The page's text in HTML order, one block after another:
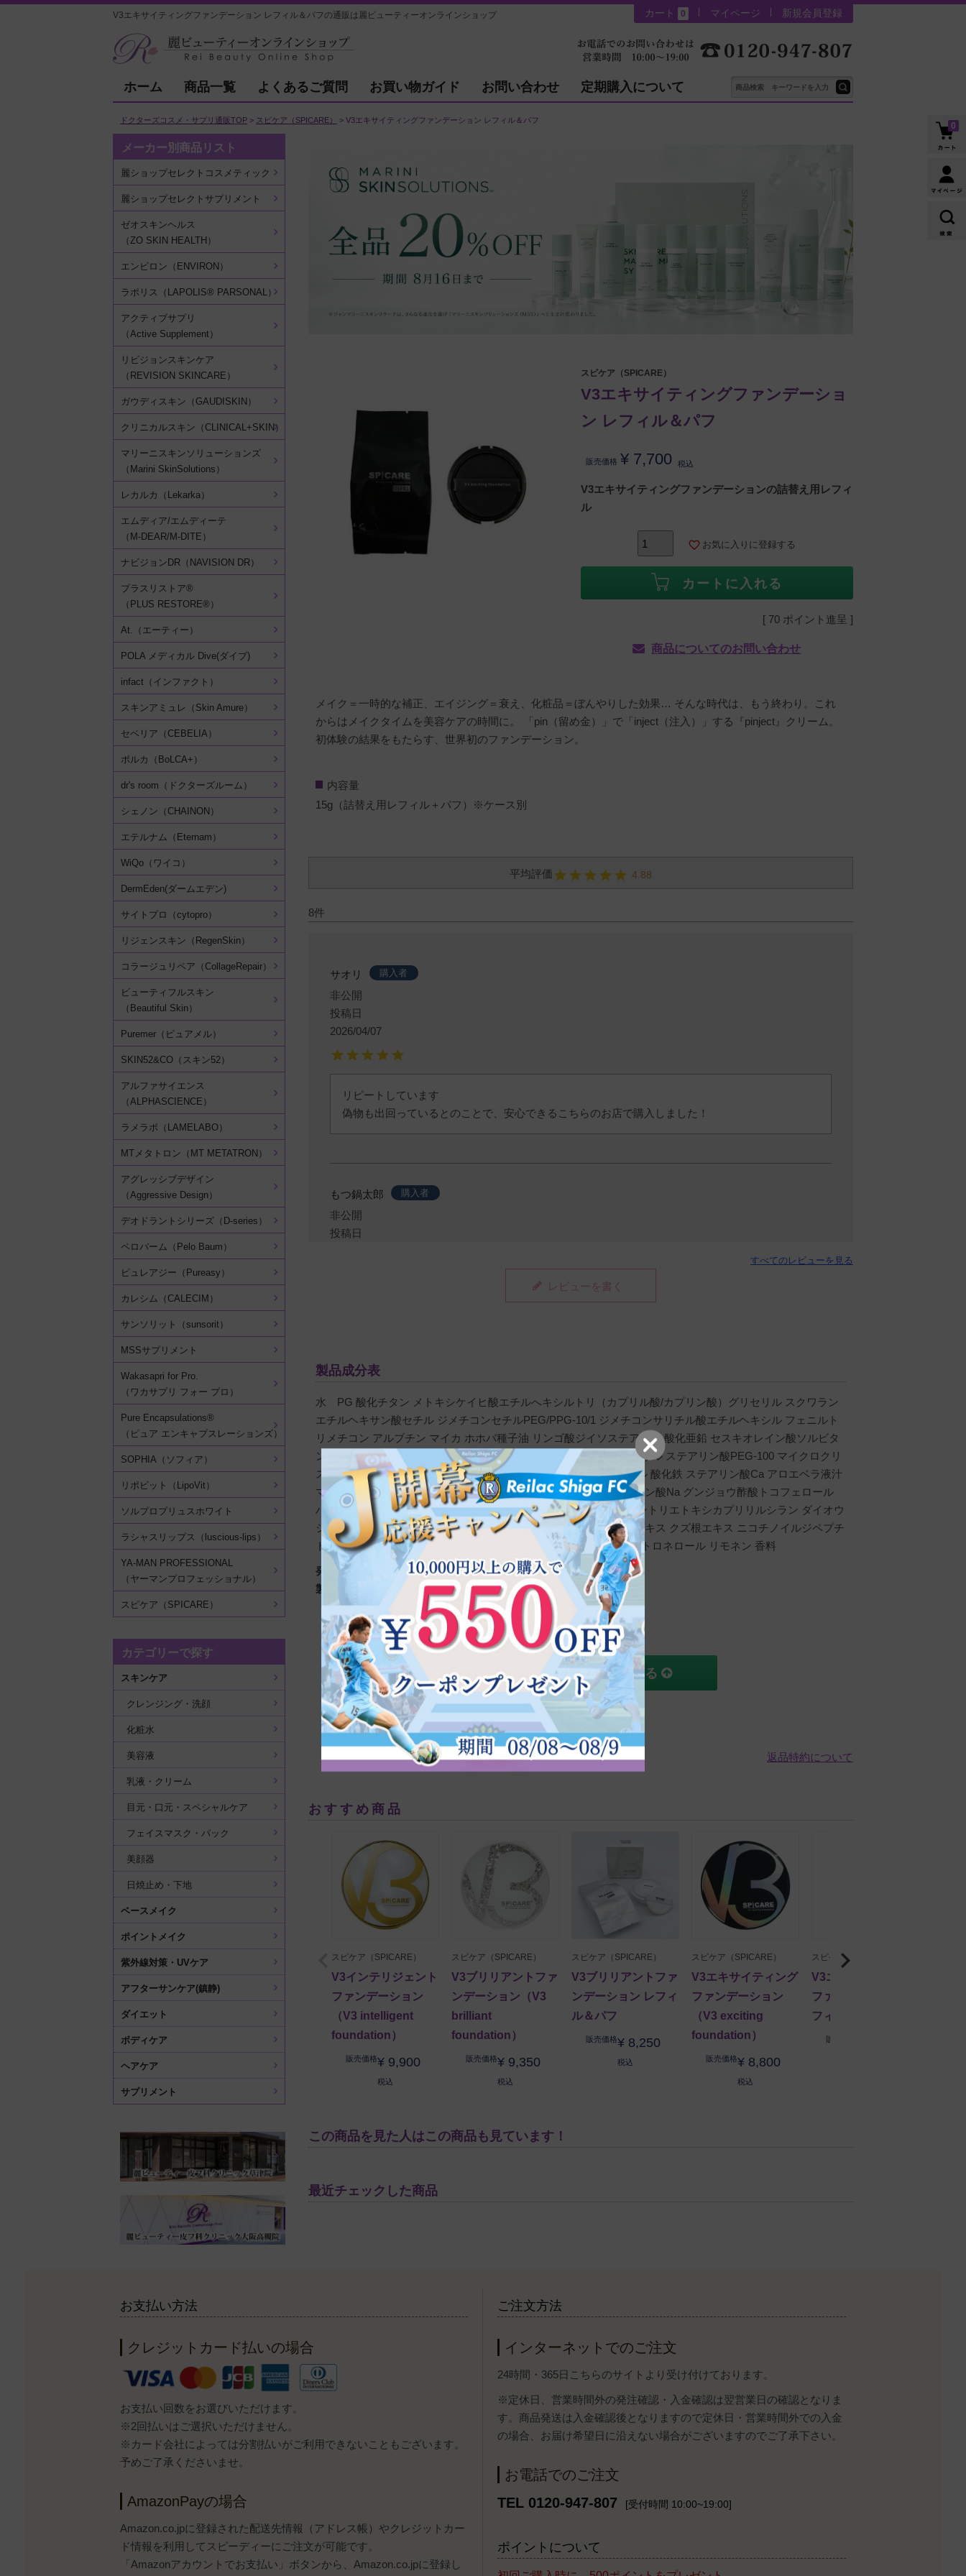
V3エキサイティングファンデーション レフィル＆パフの通販は麗ビューティーオンラインショップ カート 0 マイページ 新規会員登録
ホーム 商品一覧 よくあるご質問 お買い物ガイド お問い合わせ 定期購入について
ドクターズコスメ・サプリ通販TOP スピケア（SPICARE） V3エキサイティングファンデーション レフィル＆パフ
スピケア（SPICARE）
V3エキサイティングファンデーショ
ン レフィル＆パフ
販売価格 ¥ 7,700 税込
V3エキサイティングファンデーションの詰替え用レフィ
ル
お気に入りに登録する
カートに入れる
[ 70 ポイント進呈 ]
商品についてのお問い合わせ
メイク＝一時的な補正、エイジング＝衰え、化粧品＝ぼんやりした効果… そんな時代は、もう終わり。これ
からはメイクタイムを美容ケアの時間に。 「pin（留め金）」で「inject（注入）」する『pinject』クリーム。
初体験の結果をもたらす、世界初のファンデーション。
内容量
15g（詰替え用レフィル＋パフ）※ケース別
4.88
8
サオリ 購入者
非公開
投稿日
2026/04/07
リピートしています
偽物も出回っているとのことで、安心できるこちらのお店で購入しました！
もつ鍋太郎 購入者
非公開
投稿日
使いやすいと思います(^-^)
いちご 購入者
非公開
投稿日
2022/09/18
メイクタイムが美容ケアの時間になるという事で、気に入ってリピート購入しています。軽いつけ
心地でお色味も丁度良いです。
シナモン 購入者
兵庫県 50代
投稿日
2022/09/08
針の作用でリフトもしてくれます。
sachi 購入者
40代
女性
気に入ってつかっています。乾燥肌の私にぴったりです。肌の色味も気にせず使えます。
すべてのレビューを見る
レビューを書く
製品成分表
水 PG 酸化チタン メトキシケイヒ酸エチルへキシルトリ（カプリル酸/カプリン酸）グリセリル スクワラン
エチルヘキサン酸セチル ジメチコンセチルPEG/PPG-10/1 ジメチコンサリチル酸エチルヘキシル フェニルト
リメチコン アルブチン マイカ ホホバ種子油 リンゴ酸ジイソステアリル 酸化亜鉛 セスキオレイン酸ソルビタ
ン ジステアルジモニウムヘクトライト 硫酸Mg ステアリン酸グリセリル ステアリン酸PEG-100 マイクロクリ
スタリンワックス ミツロウ ヒドロキシアセトフェノン パンテノール 酸化鉄 ステアリン酸Ca アロエベラ液汁
マンニトールナイアシンアミド ヒト臍帯血細胞順化培養液 ヒアルロン酸Na グンジョウ酢酸トコフェロール
ハイドロゲンジメチコン アラントイン アデノシン 加水分解カイメントリエトキシカプリリルシラン ダイオウ
ショウ葉エキス ウルムスダビディアナ根エキス メマツヨイグサ花エキス クズ根エキス ニコチノイルジペプチ
ド-22 ヘキシルシンナマル ブチルフェニルメチルプロピオナール シトロネロール リモネン 香料
発売元：株式会社CHARIS&Co.
製造販売元：有限会社ユニゲ MADE IN Korea
この商品のカートへ移動する
返品特約について
おすすめ商品
スピケア（SPICARE）
V3インテリジェント
ファンデーション
（V3 intelligent
foundation）
販売価格¥ 9,900
税込
スピケア（SPICARE）
V3ブリリアントファ
ンデーション（V3
brilliant
foundation）
販売価格¥ 9,350
税込
スピケア（SPICARE）
V3ブリリアントファ
ンデーション レフィ
ル＆パフ
販売価格¥ 8,250
税込
スピケア（SPICARE）
V3エキサイティング
ファンデーション
（V3 exciting
foundation）
販売価格¥ 8,800
税込
スピケア（SPICARE）
V3エキサイティング
ファンデーション レ
フィル＆パフ
販売価格
この商品を見た人はこの商品も見ています！
最近チェックした商品
0
メーカー別商品リスト
麗ショップセレクトコスメティック
麗ショップセレクトサプリメント
ゼオスキンヘルス
（ZO SKIN HEALTH）
エンビロン（ENVIRON）
ラポリス（LAPOLIS® PARSONAL）
アクティブサプリ
（Active Supplement）
リビジョンスキンケア
（REVISION SKINCARE）
ガウディスキン（GAUDISKIN）
クリニカルスキン（CLINICAL+SKIN）
マリーニスキンソリューションズ
（Marini SkinSolutions）
レカルカ（Lekarka）
エムディア/エムディーテ
（M-DEAR/M-DITE）
ナビジョンDR（NAVISION DR）
プラスリストア®
（PLUS RESTORE®）
At.（エーティー）
POLA メディカル Dive(ダイブ)
infact（インファクト）
スキンアミュレ（Skin Amure）
セベリア（CEBELIA）
ボルカ（BoLCA+）
dr's room（ドクターズルーム）
シェノン（CHAINON）
エテルナム（Eternam）
WiQo（ワイコ）
DermEden(ダームエデン)
サイトプロ（cytopro）
リジェンスキン（RegenSkin）
コラージュリペア（CollageRepair）
ビューティフルスキン
（Beautiful Skin）
Puremer（ピュアメル）
SKIN52&CO（スキン52）
アルファサイエンス
（ALPHASCIENCE）
ラメラボ（LAMELABO）
MTメタトロン（MT METATRON）
アグレッシブデザイン
（Aggressive Design）
デオドラントシリーズ（D-series）
ペロバーム（Pelo Baum）
ピュレアジー（Pureasy）
カレシム（CALECIM）
サンソリット（sunsorit）
MSSサプリメント
Wakasapri for Pro.
（ワカサプリ フォー プロ）
Pure Encapsulations®
（ピュア エンキャプスレーションズ）
SOPHIA（ソフィア）
リポビット（LipoVit）
ソルプロプリュスホワイト
ラシャスリップス（luscious-lips）
YA-MAN PROFESSIONAL
（ヤーマンプロフェッショナル）
スピケア（SPICARE）
カテゴリーで探す
スキンケア
クレンジング・洗顔
化粧水
美容液
乳液・クリーム
目元・口元・スペシャルケア
フェイスマスク・パック
美顔器
日焼止め・下地
ベースメイク
ポイントメイク
紫外線対策・UVケア
アフターサンケア(鎮静)
ダイエット
ボディケア
ヘアケア
サプリメント
お支払い方法
クレジットカード払いの場合
お支払い回数をお選びいただけます。
※2回払いはご選択いただけません。
※カード会社によっては分割払いがご利用できないこともございます。
予めご了承くださいませ。
AmazonPayの場合
Amazon.co.jpに登録された配送先情報（アドレス帳）やクレジットカー
ド情報を利用してスピーディーにご注文が可能です。
「Amazonアカウントでお支払い」ボタンから、Amazon.co.jpに登録し
ご注文方法
インターネットでのご注文
24時間・365日こちらのサイトより受け付けております。
※定休日、営業時間外の発注確認・入金確認は翌営業日の確認となりま
す。商品発送は入金確認後となりますので定休日・営業時間外での入金
の場合、お届け希望日に沿えない場合がございますのでご了承下さい。
お電話でのご注文
TEL 0120-947-807
[受付時間 10:00~19:00]
ポイントについて